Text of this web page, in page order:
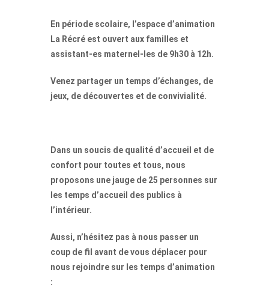
En période scolaire, l’espace d’animation
La Récré est ouvert aux familles et
assistant-es maternel-les de 9h30 à 12h.
Venez partager un temps d’échanges, de
jeux, de découvertes et de convivialité.
Dans un soucis de qualité d’accueil et de
confort pour toutes et tous, nous
proposons une jauge de 25 personnes sur
les temps d’accueil des publics à
l’intérieur.
Aussi, n’hésitez pas à nous passer un
coup de fil avant de vous déplacer pour
nous rejoindre sur les temps d’animation
: